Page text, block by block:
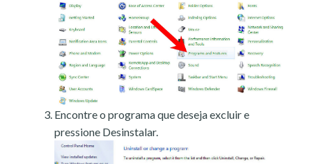
Encontre o programa que deseja excluir e
pressione Desinstalar.